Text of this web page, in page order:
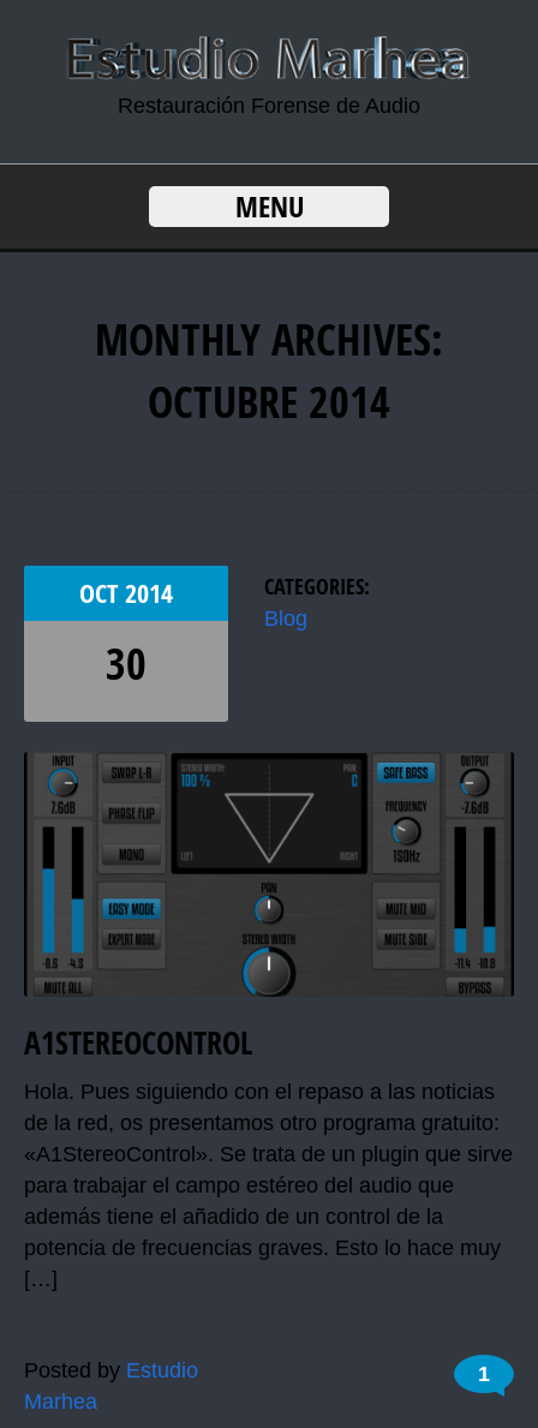
Restauración Forense de Audio
MENU
MONTHLY ARCHIVES:
OCTUBRE 2014
OCT2014
30
CATEGORIES:
Blog
A1STEREOCONTROL
Hola. Pues siguiendo con el repaso a las noticias
de la red, os presentamos otro programa gratuito:
«A1StereoControl». Se trata de un plugin que sirve
para trabajar el campo estéreo del audio que
además tiene el añadido de un control de la
potencia de frecuencias graves. Esto lo hace muy
[…]
Posted by Estudio
Marhea
1